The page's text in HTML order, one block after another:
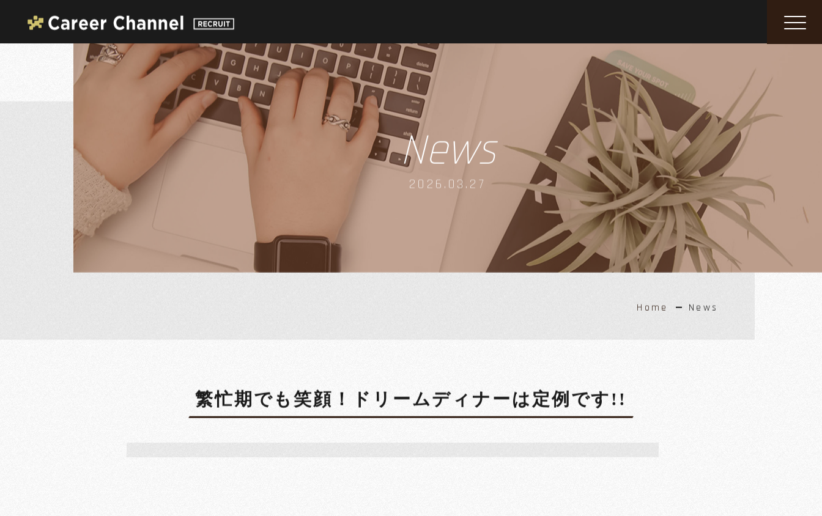
News
2026.03.27
Home News
繁忙期でも笑顔！ドリームディナーは定例です!!